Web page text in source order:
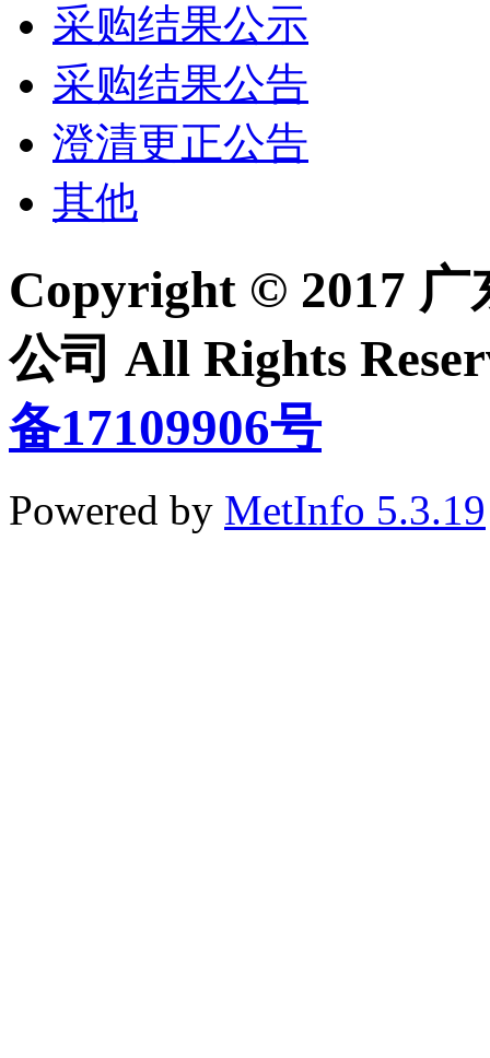
采购结果公示
采购结果公告
澄清更正公告
其他
Copyright © 2017
公司 All Rights
备17109906号
Powered by MetInfo 5.3.19